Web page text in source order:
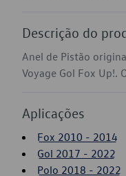
Descrição do
Anel de Pistão
Voyage Gol Fox Up!.
Aplicações
Fox 2010 - 2014
Gol 2017 - 2022
Polo 2018 - 2022